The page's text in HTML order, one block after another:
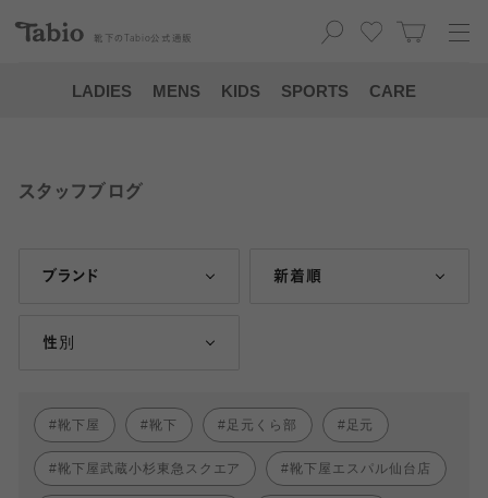
靴下の Tabio 公式通販
LADIES MENS KIDS SPORTS CARE
スタッフブログ
ブランド 新着順
性別
靴下屋 靴下 足元くら部 足元
靴下屋武蔵小杉東急スクエア 靴下屋エスパル仙台店